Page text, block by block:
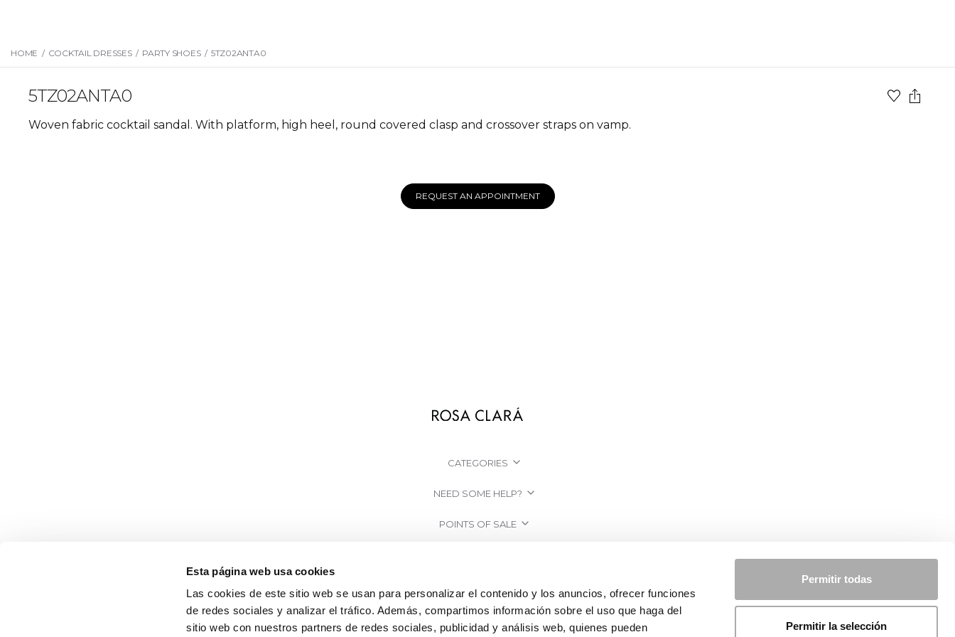
Esta página web usa cookies
Las cookies de este sitio web se usan para personalizar el contenido y los anuncios, ofrecer funciones
de redes sociales y analizar el tráfico. Además, compartimos información sobre el uso que haga del
sitio web con nuestros partners de redes sociales, publicidad y análisis web, quienes pueden
Permitir todas
Permitir la selección
HOME / COCKTAIL DRESSES / PARTY SHOES / 5TZ02ANTA0
5TZ02ANTA0
Woven fabric cocktail sandal. With platform, high heel, round covered clasp and crossover straps on vamp.
REQUEST AN APPOINTMENT
CATEGORIES
NEED SOME HELP?
POINTS OF SALE